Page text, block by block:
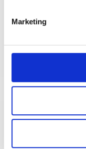
Marketing
Relateret indhold